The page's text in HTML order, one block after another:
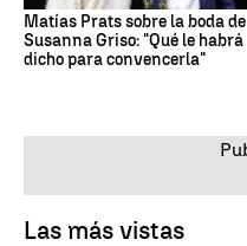
Matías Prats sobre la boda de
Susanna Griso: "Qué le habrá
dicho para convencerla"
Las más vistas